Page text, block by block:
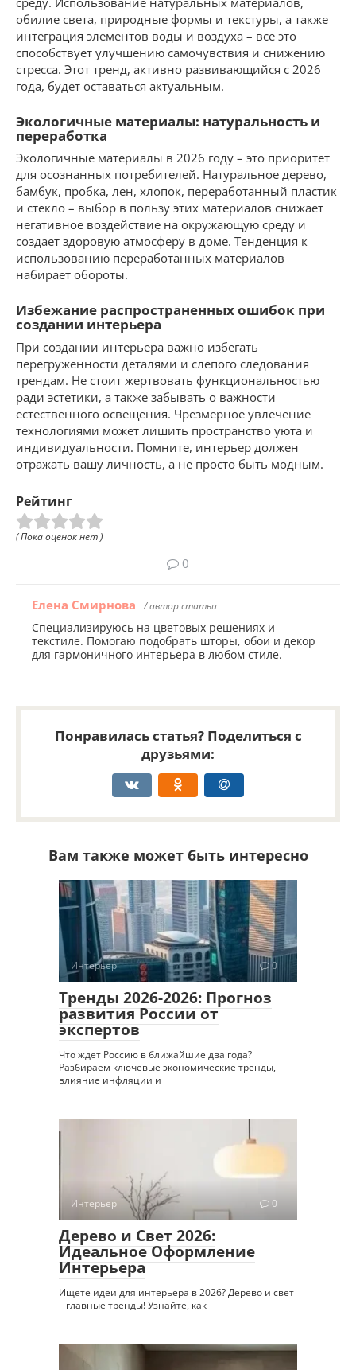
обилие света, природные формы и текстуры, а также
интеграция элементов воды и воздуха – все это
способствует улучшению самочувствия и снижению
стресса. Этот тренд, активно развивающийся с 2026
года, будет оставаться актуальным.
Экологичные материалы: натуральность и
переработка
Экологичные материалы в 2026 году – это приоритет
для осознанных потребителей. Натуральное дерево,
бамбук, пробка, лен, хлопок, переработанный пластик
и стекло – выбор в пользу этих материалов снижает
негативное воздействие на окружающую среду и
создает здоровую атмосферу в доме. Тенденция к
использованию переработанных материалов
набирает обороты.
Избежание распространенных ошибок при
создании интерьера
При создании интерьера важно избегать
перегруженности деталями и слепого следования
трендам. Не стоит жертвовать функциональностью
ради эстетики, а также забывать о важности
естественного освещения. Чрезмерное увлечение
технологиями может лишить пространство уюта и
индивидуальности. Помните, интерьер должен
отражать вашу личность, а не просто быть модным.
Рейтинг
( Пока оценок нет )
0
Елена Смирнова / автор статьи
Специализируюсь на цветовых решениях и
текстиле. Помогаю подобрать шторы, обои и декор
для гармоничного интерьера в любом стиле.
Понравилась статья? Поделиться с
друзьями:
Вам также может быть интересно
Интерьер 0
Тренды 2026-2026: Прогноз
развития России от
экспертов
Что ждет Россию в ближайшие два года?
Разбираем ключевые экономические тренды,
влияние инфляции и
Интерьер 0
Дерево и Свет 2026:
Идеальное Оформление
Интерьера
Ищете идеи для интерьера в 2026? Дерево и свет
– главные тренды! Узнайте, как